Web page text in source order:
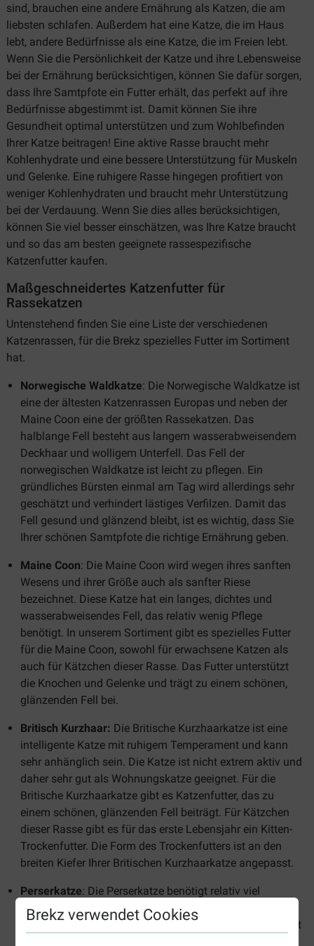
Brekz verwendet Cookies
sind, brauchen eine andere Ernährung als Katzen, die am
liebsten schlafen. Außerdem hat eine Katze, die im Haus
lebt, andere Bedürfnisse als eine Katze, die im Freien lebt.
Wenn Sie die Persönlichkeit der Katze und ihre Lebensweise
bei der Ernährung berücksichtigen, können Sie dafür sorgen,
dass Ihre Samtpfote ein Futter erhält, das perfekt auf ihre
Bedürfnisse abgestimmt ist. Damit können Sie ihre
Gesundheit optimal unterstützen und zum Wohlbefinden
Ihrer Katze beitragen! Eine aktive Rasse braucht mehr
Kohlenhydrate und eine bessere Unterstützung für Muskeln
und Gelenke. Eine ruhigere Rasse hingegen profitiert von
weniger Kohlenhydraten und braucht mehr Unterstützung
bei der Verdauung. Wenn Sie dies alles berücksichtigen,
können Sie viel besser einschätzen, was Ihre Katze braucht
und so das am besten geeignete rassespezifische
Katzenfutter kaufen.
Maßgeschneidertes Katzenfutter für
Rassekatzen
Untenstehend finden Sie eine Liste der verschiedenen
Katzenrassen, für die Brekz spezielles Futter im Sortiment
hat.
Norwegische Waldkatze: Die Norwegische Waldkatze ist
eine der ältesten Katzenrassen Europas und neben der
Maine Coon eine der größten Rassekatzen. Das
halblange Fell besteht aus langem wasserabweisendem
Deckhaar und wolligem Unterfell. Das Fell der
norwegischen Waldkatze ist leicht zu pflegen. Ein
gründliches Bürsten einmal am Tag wird allerdings sehr
geschätzt und verhindert lästiges Verfilzen. Damit das
Fell gesund und glänzend bleibt, ist es wichtig, dass Sie
Ihrer schönen Samtpfote die richtige Ernährung geben.
Maine Coon: Die Maine Coon wird wegen ihres sanften
Wesens und ihrer Größe auch als sanfter Riese
bezeichnet. Diese Katze hat ein langes, dichtes und
wasserabweisendes Fell, das relativ wenig Pflege
benötigt. In unserem Sortiment gibt es spezielles Futter
für die Maine Coon, sowohl für erwachsene Katzen als
auch für Kätzchen dieser Rasse. Das Futter unterstützt
die Knochen und Gelenke und trägt zu einem schönen,
glänzenden Fell bei.
Britisch Kurzhaar: Die Britische Kurzhaarkatze ist eine
intelligente Katze mit ruhigem Temperament und kann
sehr anhänglich sein. Die Katze ist nicht extrem aktiv und
daher sehr gut als Wohnungskatze geeignet. Für die
Britische Kurzhaarkatze gibt es Katzenfutter, das zu
einem schönen, glänzenden Fell beiträgt. Für Kätzchen
dieser Rasse gibt es für das erste Lebensjahr ein Kitten-
Trockenfutter. Die Form des Trockenfutters ist an den
breiten Kiefer Ihrer Britischen Kurzhaarkatze angepasst.
Perserkatze: Die Perserkatze benötigt relativ viel
Fellpflege, da sich das lange Fell schnell verheddern
kann. Auch die Form des Trockenfutters muss angepasst